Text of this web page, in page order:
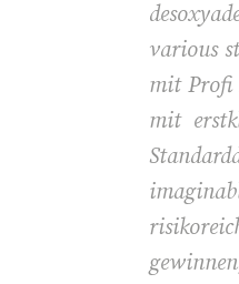
various
mit Profi
mit